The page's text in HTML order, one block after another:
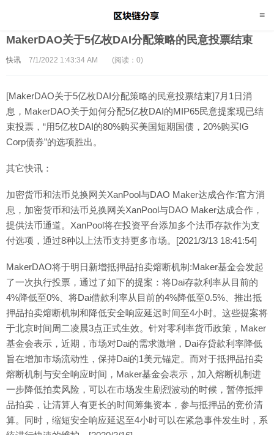
MakerDAO关于5亿枚DAI分配策略的民意投票结束
快讯 7/1/2022 1:43:34 AM (阅读：0)
[MakerDAO关于5亿枚DAI分配策略的民意投票结束]7月1日消
息，MakerDAO关于如何分配5亿枚DAI的MIP65民意提案现已结
束投票，“用5亿枚DAI的80%购买美国短期国债，20%购买IG
Corp债券”的选项胜出。
其它快讯：
加密货币和法币兑换网关XanPool与DAO Maker达成合作:官方消
息，加密货币和法币兑换网关XanPool与DAO Maker达成合作，
提供法币通道。XanPool将在投资平台添加多个法币存款作为支
付选项，通过8种以上法币支持更多市场。[2021/3/13 18:41:54]
MakerDAO将于明日新增抵押品拍卖熔断机制:Maker基金会发起
了一次执行投票，通过了如下的提案：将Dai存款利率从目前的
4%降低至0%、将Dai借款利率从目前的4%降低至0.5%、推出抵
押品拍卖熔断机制和降低安全响应延迟时间至4小时。这些提案将
于北京时间周二凌晨3点正式生效。针对零利率货币政策，Maker
基金会表示，近期，市场对Dai的需求激增，Dai存贷款利率降低
旨在增加市场流动性，保持Dai的1美元锚定。而对于抵押品拍卖
熔断机制与安全响应时间，Maker基金会表示，加入熔断机制进
一步降低拍卖风险，可以在市场发生剧烈波动的时候，暂停抵押
品拍卖，让清算人有更长的时间筹集资本，参与抵押品的竞价清
算。同时，缩短安全响应延迟至4小时可以在紧急事件发生时，系